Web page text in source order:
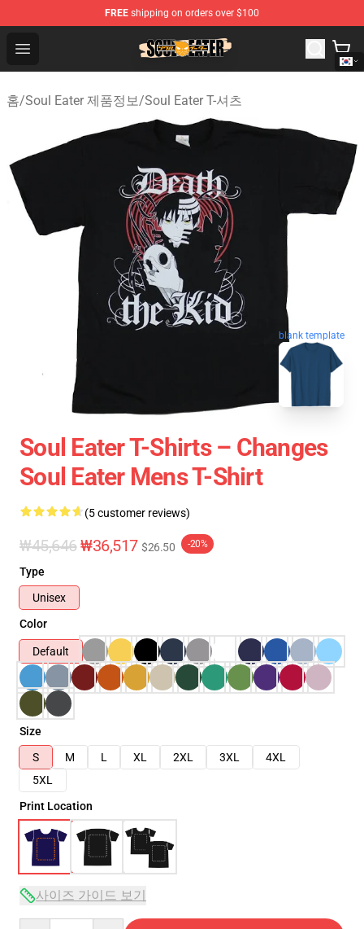
FREE shipping on orders over $100
Open menu
Soul Eater Store - Official Soul Eater Merchandise Shop
홈/Soul Eater 제품정보/Soul Eater T-셔츠
blank template
Soul Eater T-Shirts – Changes
Soul Eater Mens T-Shirt
(5 customer reviews)
₩45,646₩36,517 $26.50 -20%
Type
Unisex
Color
Default
Size
S
M L XL 2XL 3XL
4XL
5XL
Print Location
사이즈 가이드 보기